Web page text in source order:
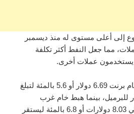
إلى أعلى مستوى له منذ ديسمبر
مما جعل النفط أكثر تكلفة
يستخدمون عملات أخرى.
وهبطت العقود الآجلة لخام برنت 6.69 دولار أو 5.6 بالمئة لتبلغ
113.12 دولار للبرميل، بينما هبط خام غرب
تكساس الوسيط الأمريكي 8.03 دولارات أو 6.8 بالمئة ليستقر